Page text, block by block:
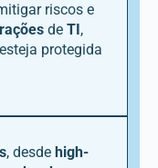
riscos e
de TI ,
protegida
, desde high-